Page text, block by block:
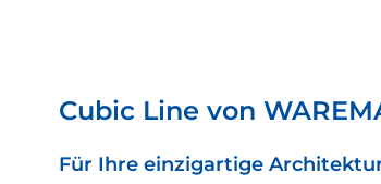
Cubic Line von
Für Ihre einzigartige